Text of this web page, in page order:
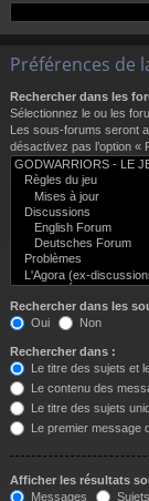
Préférences de
Rechercher dans les
Sélectionnez le ou les
Les sous-forums seront
désactivez pas l’option
Rechercher dans les
Oui
Non
Rechercher dans :
Le titre des sujets et
Le contenu des
Le titre des sujets
Le premier message
Afficher les résultats
Messages
Sujets